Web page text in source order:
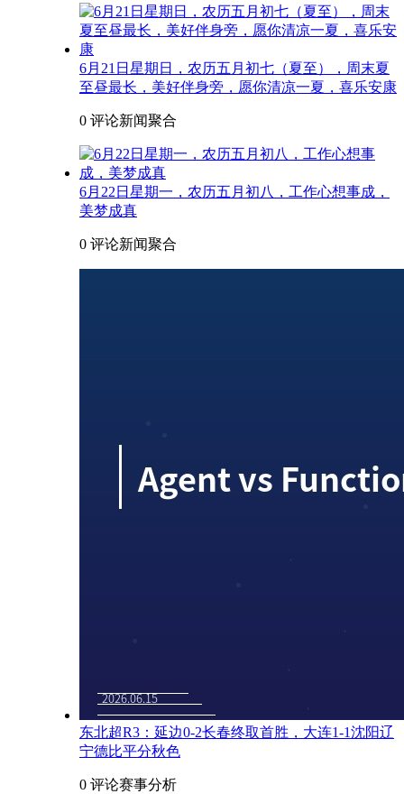
6月21日星期日，农历五月初七（夏至），周末夏
至昼最长，美好伴身旁，愿你清凉一夏，喜乐安康
0 评论新闻聚合
6月22日星期一，农历五月初八，工作心想事成，
美梦成真
0 评论新闻聚合
东北超R3：延边0-2长春终取首胜，大连1-1沈阳辽
宁德比平分秋色
0 评论赛事分析